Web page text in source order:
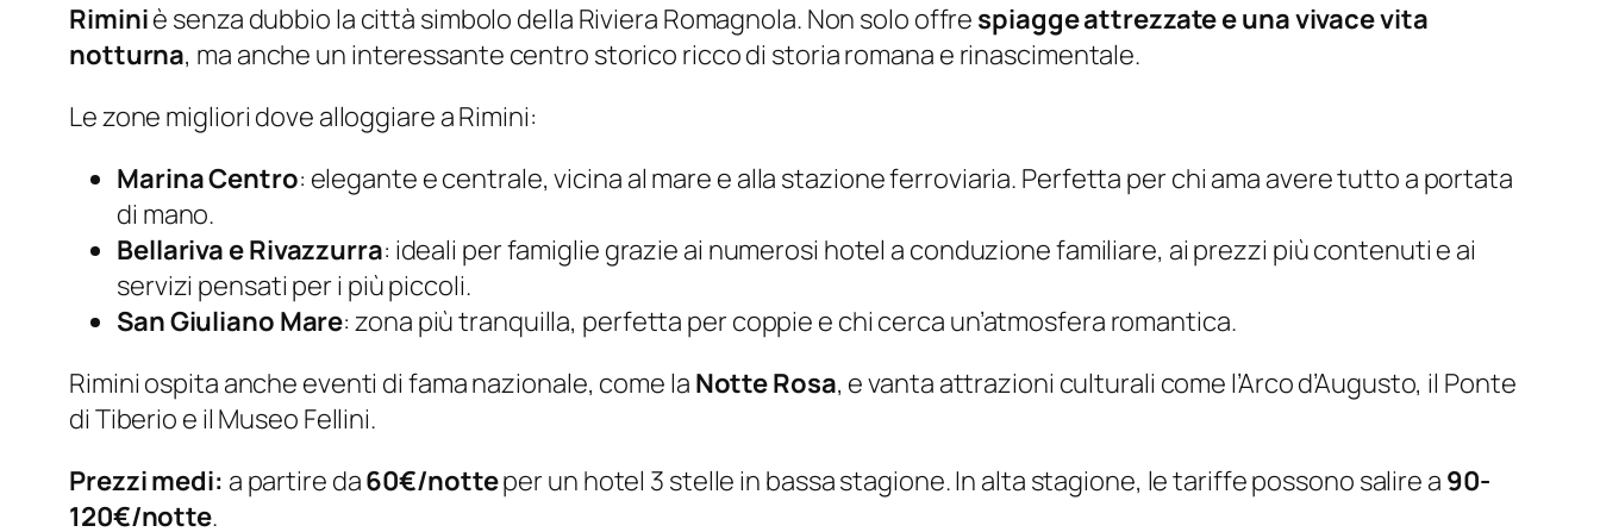
Riminiè senza dubbio la città simbolo della Riviera Romagnola. Non solo offre spiagge attrezzate e una vivace vita
notturna, ma anche un interessante centro storico ricco di storia romana e rinascimentale.
Le zone migliori dove alloggiare a Rimini:
Marina Centro: elegante e centrale, vicina al mare e alla stazione ferroviaria. Perfetta per chi ama avere tutto a portata
di mano.
Bellariva e Rivazzurra: ideali per famiglie grazie ai numerosi hotel a conduzione familiare, ai prezzi più contenuti e ai
servizi pensati per i più piccoli.
San Giuliano Mare: zona più tranquilla, perfetta per coppie e chi cerca un’atmosfera romantica.
Rimini ospita anche eventi di fama nazionale, come la Notte Rosa, e vanta attrazioni culturali come l’Arco d’Augusto, il Ponte
di Tiberio e il Museo Fellini.
Prezzi medi: a partire da60€/notteper un hotel 3 stelle in bassa stagione. In alta stagione, le tariffe possono salire a 90-
120€/notte.